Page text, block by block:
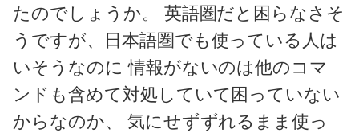
たのでしょうか。 英語圏だと困らなさそ
うですが、日本語圏でも使っている人は
いそうなのに 情報がないのは他のコマ
ンドも含めて対処していて困っていない
からなのか、 気にせずずれるまま使っ